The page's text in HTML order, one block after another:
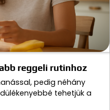
reggeli rutinhoz
pedig néhány
tehetjük a